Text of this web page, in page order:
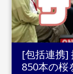
[包括連携]
850本の桜